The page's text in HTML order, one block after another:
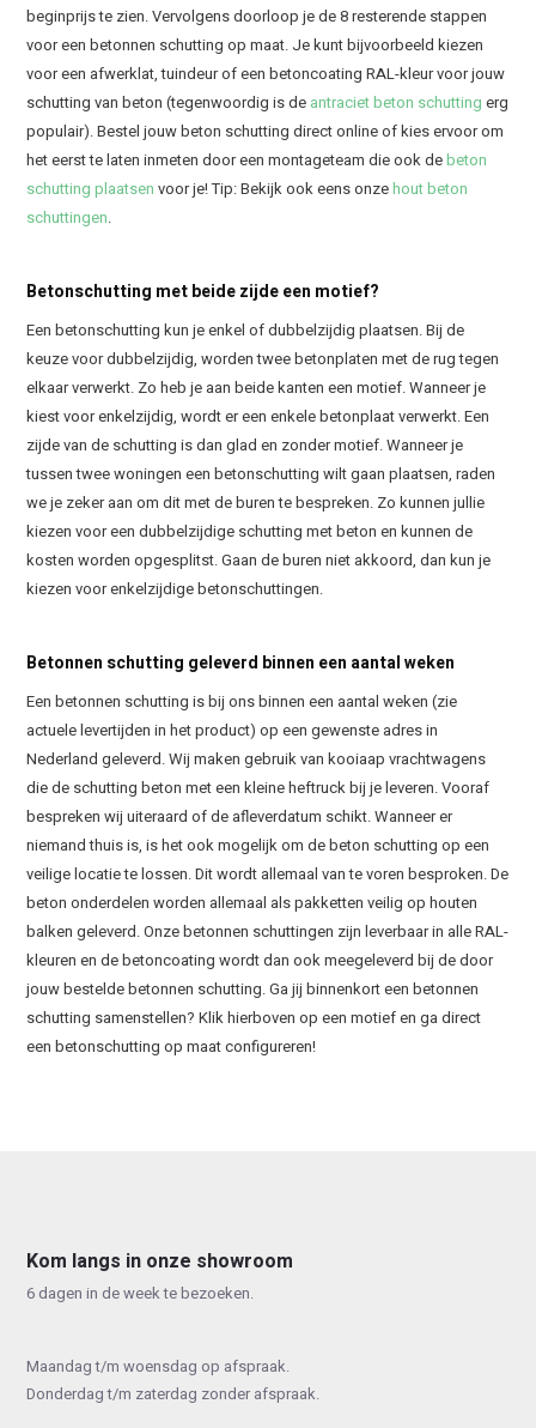
beginprijs te zien. Vervolgens doorloop je de 8 resterende stappen
voor een betonnen schutting op maat. Je kunt bijvoorbeeld kiezen
voor een afwerklat, tuindeur of een betoncoating RAL-kleur voor jouw
schutting van beton (tegenwoordig is de antraciet beton schutting erg
populair). Bestel jouw beton schutting direct online of kies ervoor om
het eerst te laten inmeten door een montageteam die ook debeton
schutting plaatsen voor je! Tip: Bekijk ook eens onzehout beton
schuttingen.
Betonschutting met beide zijde een motief?
Een betonschutting kun je enkel of dubbelzijdig plaatsen. Bij de
keuze voor dubbelzijdig, worden twee betonplaten met de rug tegen
elkaar verwerkt. Zo heb je aan beide kanten een motief. Wanneer je
kiest voor enkelzijdig, wordt er een enkele betonplaat verwerkt. Een
zijde van de schutting is dan glad en zonder motief. Wanneer je
tussen twee woningen een betonschutting wilt gaan plaatsen, raden
we je zeker aan om dit met de buren te bespreken. Zo kunnen jullie
kiezen voor een dubbelzijdige schutting met beton en kunnen de
kosten worden opgesplitst. Gaan de buren niet akkoord, dan kun je
kiezen voor enkelzijdige betonschuttingen.
Betonnen schutting geleverd binnen een aantal weken
Een betonnen schutting is bij ons binnen een aantal weken (zie
actuele levertijden in het product) op een gewenste adres in
Nederland geleverd. Wij maken gebruik van kooiaap vrachtwagens
die de schutting beton met een kleine heftruck bij je leveren. Vooraf
bespreken wij uiteraard of de afleverdatum schikt. Wanneer er
niemand thuis is, is het ook mogelijk om de beton schutting op een
veilige locatie te lossen. Dit wordt allemaal van te voren besproken. De
beton onderdelen worden allemaal als pakketten veilig op houten
balken geleverd. Onze betonnen schuttingen zijn leverbaar in alle RAL-
kleuren en de betoncoating wordt dan ook meegeleverd bij de door
jouw bestelde betonnen schutting. Ga jij binnenkort een betonnen
schutting samenstellen? Klik hierboven op een motief en ga direct
een betonschutting op maat configureren!
Kom langs in onze showroom
6 dagen in de week te bezoeken.
Maandag t/m woensdag op afspraak.
Donderdag t/m zaterdag zonder afspraak.